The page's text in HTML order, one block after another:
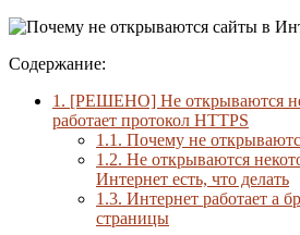
Содержание:
1. [РЕШЕНО] Не открываются
работает протокол HTTPS
1.1. Почему не
1.2. Не открываются
Интернет есть, что делать
1.3. Интернет работает а
страницы